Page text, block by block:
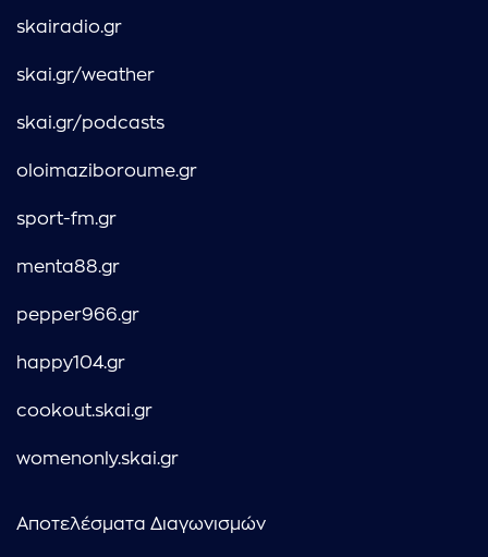
skairadio.gr
skai.gr/weather
skai.gr/podcasts
oloimaziboroume.gr
sport-fm.gr
menta88.gr
pepper966.gr
happy104.gr
cookout.skai.gr
womenonly.skai.gr
Αποτελέσματα Διαγωνισμών